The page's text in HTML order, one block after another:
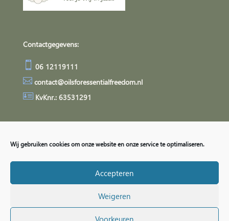
Wij gebruiken cookies om onze website en onze service te optimaliseren.
Accepteren
Weigeren
Voorkeuren
Contactgegevens:
 06 12119111
 contact@oilsforessentialfreedom.nl
KvKnr.: 63531291
Privacyverklaring